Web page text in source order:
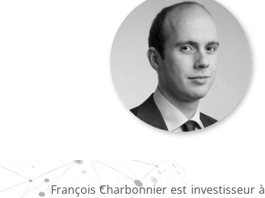
François Charbonnier est investisseur